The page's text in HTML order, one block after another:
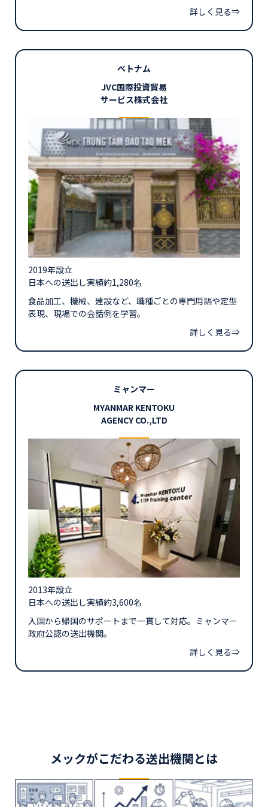
詳しく見る⇒
ベトナム
JVC国際投資貿易
サービス株式会社
2019年設立
日本への送出し実績約1,280名
食品加工、機械、建設など、職種ごとの専門用語や定型
表現、現場での会話例を学習。
詳しく見る⇒
ミャンマー
MYANMAR KENTOKU
AGENCY CO.,LTD
2013年設立
日本への送出し実績約3,600名
入国から帰国のサポートまで一貫して対応。ミャンマー
政府公認の送出機関。
詳しく見る⇒
メックがこだわる送出機関とは